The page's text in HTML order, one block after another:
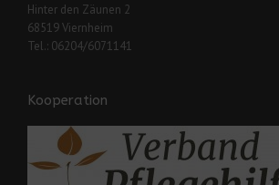
Hinter den Zäunen 2
68519 Viernheim
Tel.: 06204/6071141
Kooperation